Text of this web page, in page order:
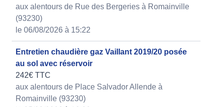
aux alentours de Rue des Bergeries à Romainville
(93230)
le 06/08/2026 à 15:22
Entretien chaudière gaz Vaillant 2019/20 posée
au sol avec réservoir
242€ TTC
aux alentours de Place Salvador Allende à
Romainville (93230)